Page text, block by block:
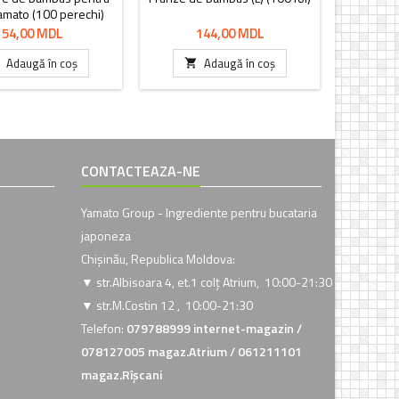
(100 perechi)
individual
Preț
54,00 MDL
Adaugă în coș
Preț
144,00 MDL
 Adaugă în coș 
CONTACTEAZA-NE
Yamato Group - Ingrediente pentru bucataria
japoneza
Chișinău, Republica Moldova:
▼ str.Albisoara 4, et.1 colț Atrium, 10:00-21:30
▼ str.M.Costin 12 , 10:00-21:30
Telefon: 079788999 internet-magazin /
078127005 magaz.Atrium / 061211101
magaz.Rîșcani